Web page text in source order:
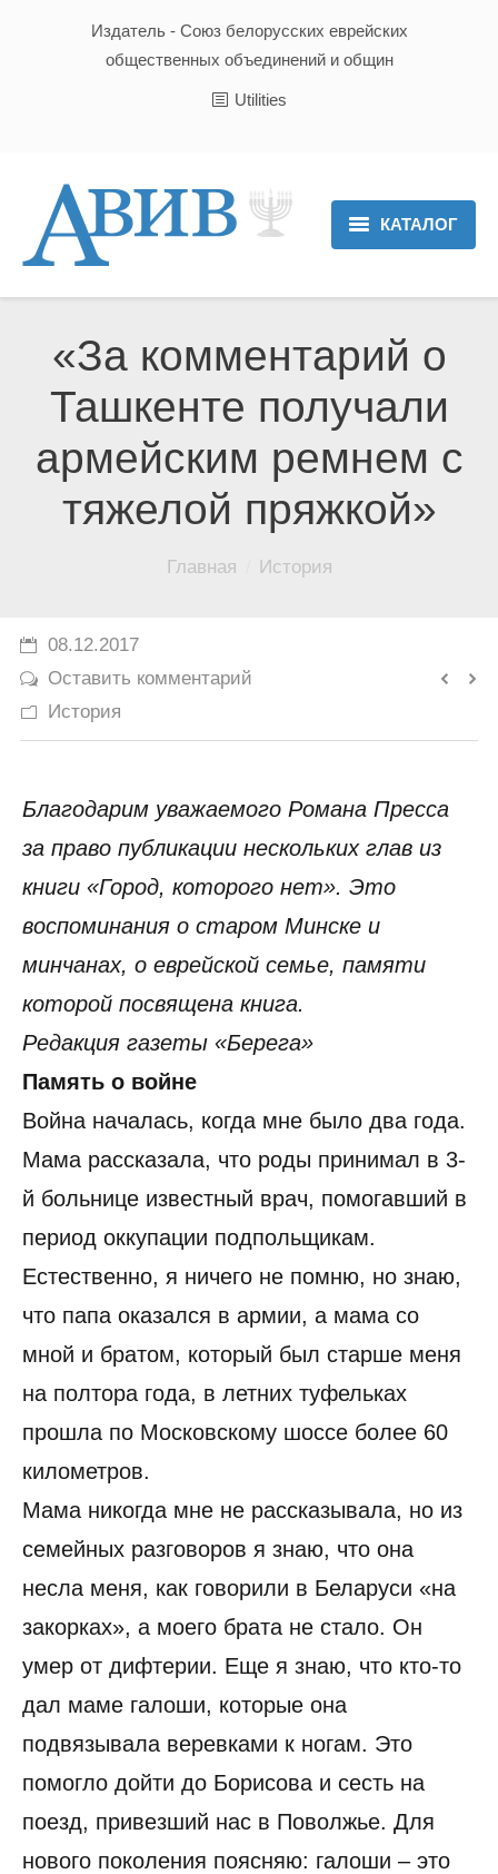
Издатель - Союз белорусских еврейских
общественных объединений и общин
Utilities
КАТАЛОГ
Культура и Традиции
«За комментарий о
Ташкенте получали
армейским ремнем с
тяжелой пряжкой»
Главная История
08.12.2017
Оставить комментарий
История
Благодарим уважаемого Романа Пресса
за право публикации нескольких глав из
книги «Город, которого нет». Это
воспоминания о старом Минске и
минчанах, о еврейской семье, памяти
которой посвящена книга.
Редакция газеты «Берега»
Память о войне
Война началась, когда мне было два года.
Мама рассказала, что роды принимал в 3-
й больнице известный врач, помогавший в
период оккупации подпольщикам.
Естественно, я ничего не помню, но знаю,
что папа оказался в армии, а мама со
мной и братом, который был старше меня
на полтора года, в летних туфельках
прошла по Московскому шоссе более 60
километров.
Мама никогда мне не рассказывала, но из
семейных разговоров я знаю, что она
несла меня, как говорили в Беларуси «на
закорках», а моего брата не стало. Он
умер от дифтерии. Еще я знаю, что кто-то
дал маме галоши, которые она
подвязывала веревками к ногам. Это
помогло дойти до Борисова и сесть на
поезд, привезший нас в Поволжье. Для
нового поколения поясняю: галоши – это